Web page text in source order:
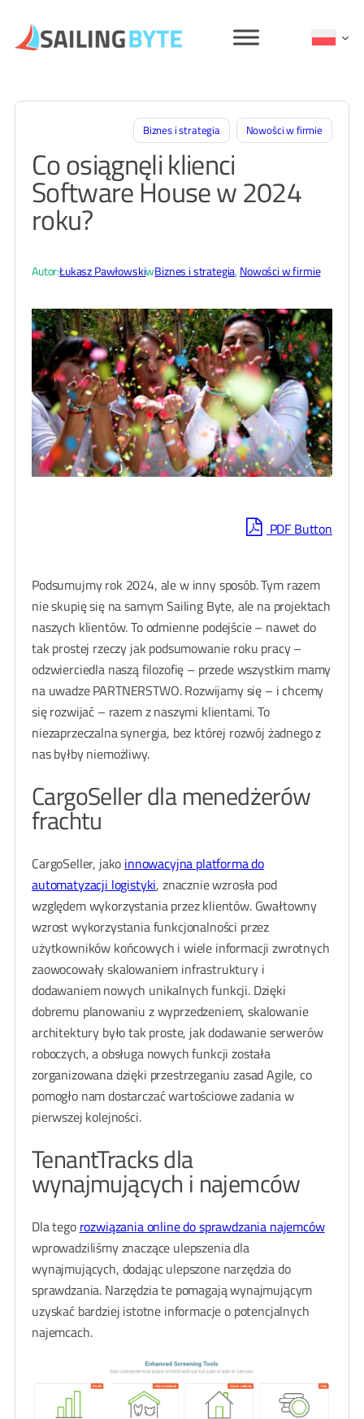
treści
Biznes i strategia Nowości w firmie
Co osiągnęli klienci
Software House w 2024
roku?
Autor:Łukasz PawłowskiwBiznes i strategia, Nowości w firmie
PDF Button
Podsumujmy rok 2024, ale w inny sposób. Tym razem
nie skupię się na samym Sailing Byte, ale na projektach
naszych klientów. To odmienne podejście – nawet do
tak prostej rzeczy jak podsumowanie roku pracy –
odzwierciedla naszą filozofię – przede wszystkim mamy
na uwadze PARTNERSTWO. Rozwijamy się – i chcemy
się rozwijać – razem z naszymi klientami. To
niezaprzeczalna synergia, bez której rozwój żadnego z
nas byłby niemożliwy.
CargoSeller dla menedżerów
frachtu
CargoSeller, jako innowacyjna platforma do
automatyzacji logistyki, znacznie wzrosła pod
względem wykorzystania przez klientów. Gwałtowny
wzrost wykorzystania funkcjonalności przez
użytkowników końcowych i wiele informacji zwrotnych
zaowocowały skalowaniem infrastruktury i
dodawaniem nowych unikalnych funkcji. Dzięki
dobremu planowaniu z wyprzedzeniem, skalowanie
architektury było tak proste, jak dodawanie serwerów
roboczych, a obsługa nowych funkcji została
zorganizowana dzięki przestrzeganiu zasad Agile, co
pomogło nam dostarczać wartościowe zadania w
pierwszej kolejności.
TenantTracks dla
wynajmujących i najemców
Dla tego rozwiązania online do sprawdzania najemców
wprowadziliśmy znaczące ulepszenia dla
wynajmujących, dodając ulepszone narzędzia do
sprawdzania. Narzędzia te pomagają wynajmującym
uzyskać bardziej istotne informacje o potencjalnych
najemcach.